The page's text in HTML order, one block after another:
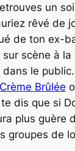
un
rêvé de
de ton ex-
scène à
le public.
Crème Brûlée
dis que si
plus guère
groupes de